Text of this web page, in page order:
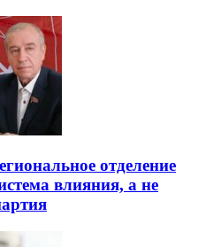
отделение
влияния, а не